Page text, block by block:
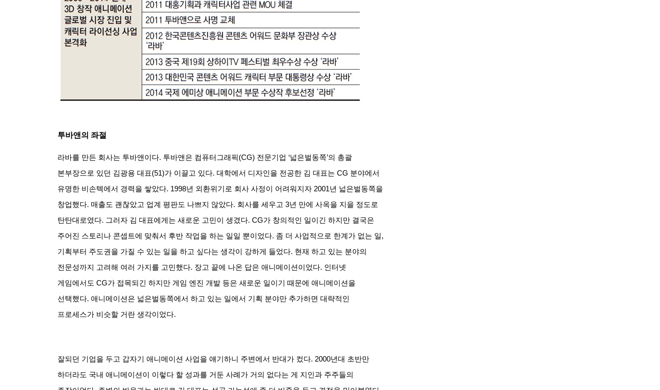
투바앤의 좌절
라바를 만든 회사는 투바앤이다. 투바앤은 컴퓨터그래픽(CG) 전문기업 ‘넓은벌동쪽’의 총괄
본부장으로 있던 김광용 대표(51)가 이끌고 있다. 대학에서 디자인을 전공한 김 대표는 CG 분야에서
유명한 비손텍에서 경력을 쌓았다. 1998년 외환위기로 회사 사정이 어려워지자 2001년 넓은벌동쪽을
창업했다. 매출도 괜찮았고 업계 평판도 나쁘지 않았다. 회사를 세우고 3년 만에 사옥을 지을 정도로
탄탄대로였다. 그러자 김 대표에게는 새로운 고민이 생겼다. CG가 창의적인 일이긴 하지만 결국은
주어진 스토리나 콘셉트에 맞춰서 후반 작업을 하는 일일 뿐이었다. 좀 더 사업적으로 한계가 없는 일,
기획부터 주도권을 가질 수 있는 일을 하고 싶다는 생각이 강하게 들었다. 현재 하고 있는 분야의
전문성까지 고려해 여러 가지를 고민했다. 장고 끝에 나온 답은 애니메이션이었다. 인터넷
게임에서도 CG가 접목되긴 하지만 게임 엔진 개발 등은 새로운 일이기 때문에 애니메이션을
선택했다. 애니메이션은 넓은벌동쪽에서 하고 있는 일에서 기획 분야만 추가하면 대략적인
프로세스가 비슷할 거란 생각이었다.
잘되던 기업을 두고 갑자기 애니메이션 사업을 얘기하니 주변에서 반대가 컸다. 2000년대 초반만
하더라도 국내 애니메이션이 이렇다 할 성과를 거둔 사례가 거의 없다는 게 지인과 주주들의